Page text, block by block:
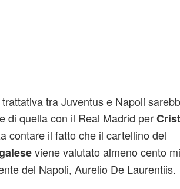
tra Juventus e Napoli
di quella con il Real Madrid per
contare il fatto che il cartellino del
viene valutato almeno cento
del Napoli, Aurelio De Laurentiis.